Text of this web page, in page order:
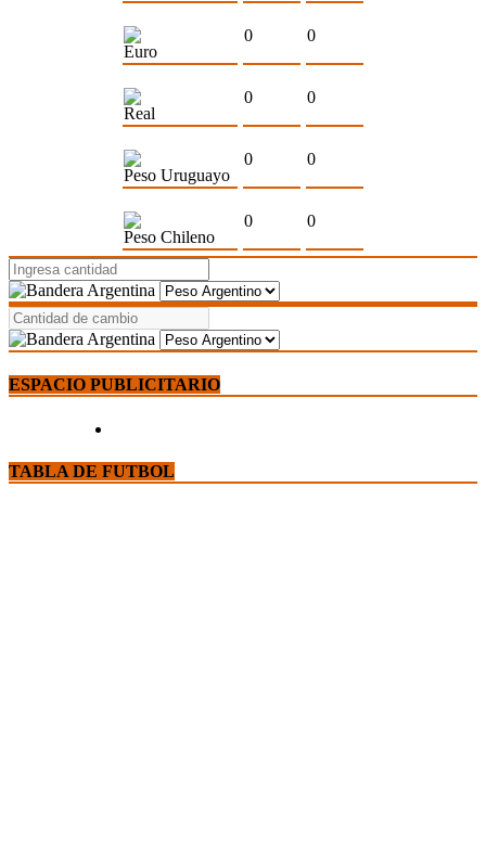
Euro
0 0
Real
0 0
Peso Uruguayo
0 0
Peso Chileno
0 0
ESPACIO PUBLICITARIO
TABLA DE FUTBOL